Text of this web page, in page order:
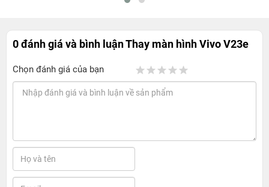
0 đánh giá và bình luậnThay màn hình Vivo V23e
Chọn đánh giá của bạn